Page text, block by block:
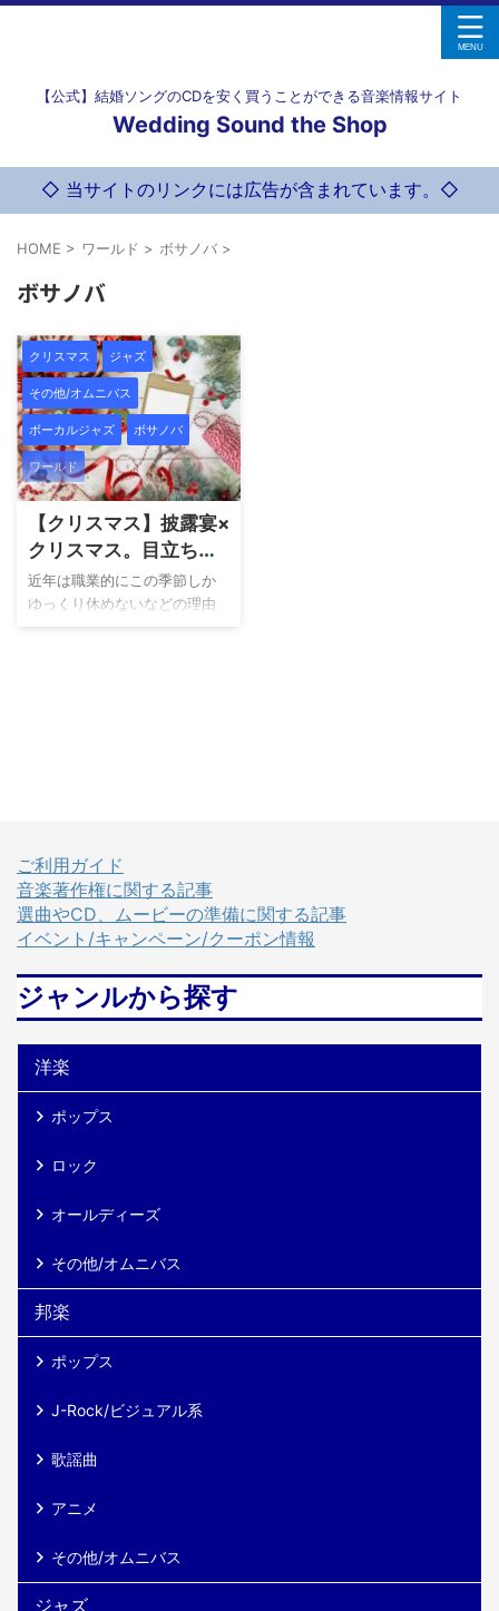
【公式】結婚ソングのCDを安く買うことができる音楽情報サイト
Wedding Sound the Shop
◇ 当サイトのリンクには広告が含まれています。◇
HOME > ワールド > ボサノバ >
ボサノバ
クリスマス ジャズ
その他/オムニバス
ボーカルジャズ ボサノバ
ワールド
【クリスマス】披露宴×
クリスマス。目立ちす
ぎないオシャレなBGM
アルバム3選
近年は職業的にこの季節しか
ゆっくり休めないなどの理由
から 12月にも結婚式をされる
が、そうはいっても と思う人
も多いはず。 そこでここで
は、披露宴を壊さない、でも
オシャレに演出ができるクリ
す。 クリスマスアルバムには2
つのカテゴリーがある クリ ...
ご利用ガイド
音楽著作権に関する記事
選曲やCD、ムービーの準備に関する記事
イベント/キャンペーン/クーポン情報
ジャンルから探す
洋楽
ポップス
ロック
オールディーズ
その他/オムニバス
邦楽
ポップス
J-Rock/ビジュアル系
歌謡曲
アニメ
その他/オムニバス
ジャズ